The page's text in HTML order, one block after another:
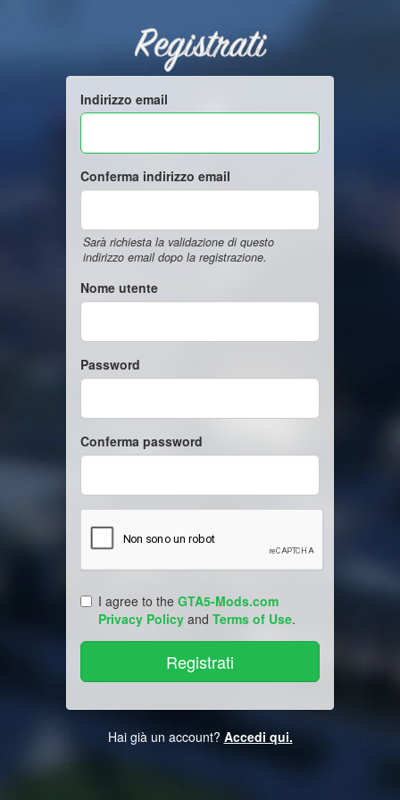
Registrati
Indirizzo email
Conferma indirizzo email
Sarà richiesta la validazione di questo
indirizzo email dopo la registrazione.
Nome utente
Password
Conferma password
I agree to the GTA5-Mods.com
Privacy Policy and Terms of Use.
Hai già un account? Accedi qui.